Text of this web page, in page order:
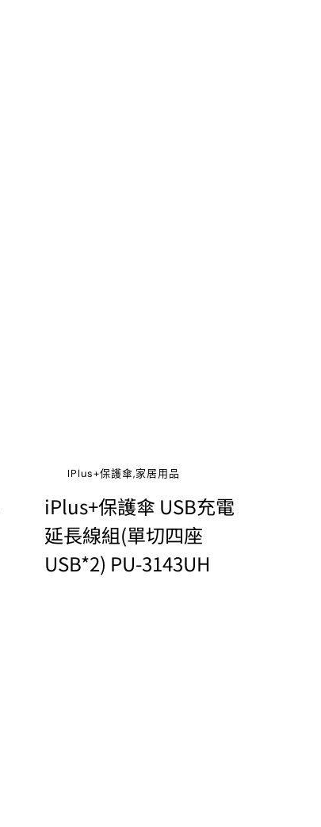
IPlus+保護傘,家居用品
iPlus+保護傘 USB充電
延長線組(單切四座
USB*2) PU-3143UH